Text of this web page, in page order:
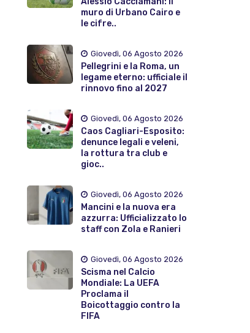
muro di Urbano Cairo e
le cifre..
Giovedì, 06 Agosto 2026
Pellegrini e la Roma, un
legame eterno: ufficiale il
rinnovo fino al 2027
Giovedì, 06 Agosto 2026
Caos Cagliari-Esposito:
denunce legali e veleni,
la rottura tra club e
gioc..
Giovedì, 06 Agosto 2026
Mancini e la nuova era
azzurra: Ufficializzato lo
staff con Zola e Ranieri
Giovedì, 06 Agosto 2026
Scisma nel Calcio
Mondiale: La UEFA
Proclama il
Boicottaggio contro la
FIFA